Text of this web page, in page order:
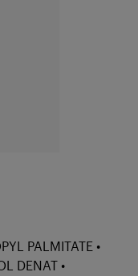
PALMITATE •
DENAT •